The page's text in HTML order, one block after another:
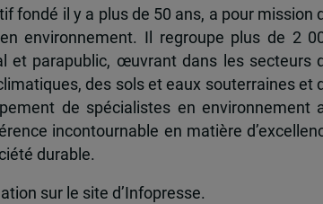
fondé il y a plus de 50 ans, a pour mission
environnement. Il regroupe plus de 2
et parapublic, œuvrant dans les secteurs
des sols et eaux souterraines et
de spécialistes en environnement
incontournable en matière
durable.
sur le site d’Infopresse.